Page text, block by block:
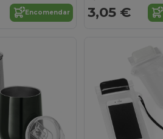
Encomendar 3,05 €